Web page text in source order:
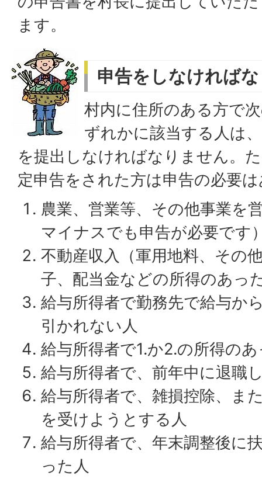
ます。
申告をしなければ
村内に住所のある方で
ずれかに該当する人は
を提出しなければなりません。
定申告をされた方は申告の必要
農業、営業等、その他事業を
マイナスでも申告が必要です
不動産収入（軍用地料、その
子、配当金などの所得のあっ
給与所得者で勤務先で給与か
引かれない人
給与所得者で1.か2.の所得の
給与所得者で、前年中に退職
給与所得者で、雑損控除、ま
を受けようとする人
給与所得者で、年末調整後に
った人